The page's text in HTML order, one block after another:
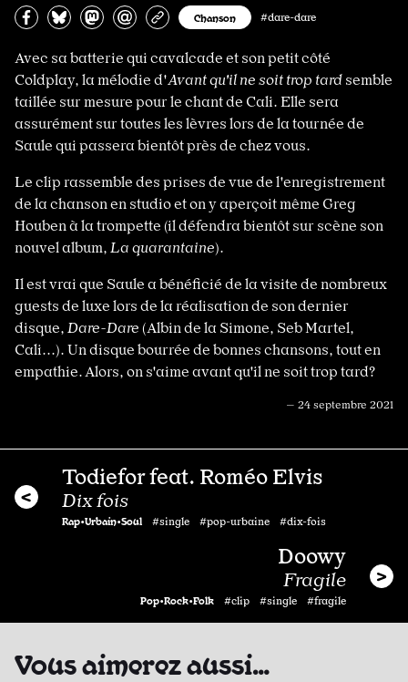
Partagez sur Facebook
Partager sur Bluesky
Partager sur Mastodon
Partagez par e-mail
Copiez l’url
Chanson #dare-dare
Avec sa batterie qui cavalcade et son petit côté
Coldplay, la mélodie d'Avant qu'il ne soit trop tard semble
taillée sur mesure pour le chant de Cali. Elle sera
assurément sur toutes les lèvres lors de la tournée de
Saule qui passera bientôt près de chez vous.
Le clip rassemble des prises de vue de l'enregistrement
de la chanson en studio et on y aperçoit même Greg
Houben à la trompette (il défendra bientôt sur scène son
nouvel album, La quarantaine).
Il est vrai que Saule a bénéficié de la visite de nombreux
guests de luxe lors de la réalisation de son dernier
disque, Dare-Dare (Albin de la Simone, Seb Martel,
Cali...). Un disque bourrée de bonnes chansons, tout en
empathie. Alors, on s'aime avant qu'il ne soit trop tard?
— 24 septembre 2021
Todiefor feat. Roméo Elvis
Dix fois
Rap•Urbain•Soul #single #pop-urbaine #dix-fois
Doowy
Fragile
Pop•Rock•Folk #clip #single #fragile
Vous aimerez aussi…